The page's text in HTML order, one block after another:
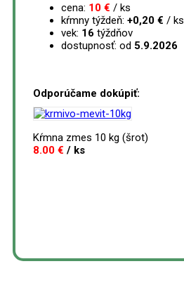
cena: 10 € / ks
kŕmny týždeň: +0,20 € / ks
vek: 16 týždňov
dostupnosť: od 5.9.2026
Odporúčame dokúpiť:
Kŕmna zmes 10 kg (šrot)
8.00 € / ks